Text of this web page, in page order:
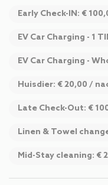
Early Check-IN: €
EV Car Charging - 1
EV Car Charging -
Huisdier: € 20,00 /
Late Check-Out: €
Linen & Towel
Mid-Stay cleaning: €